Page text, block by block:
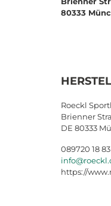
80333
Roeckl
Brienner
DE 80333
089720 18
https://